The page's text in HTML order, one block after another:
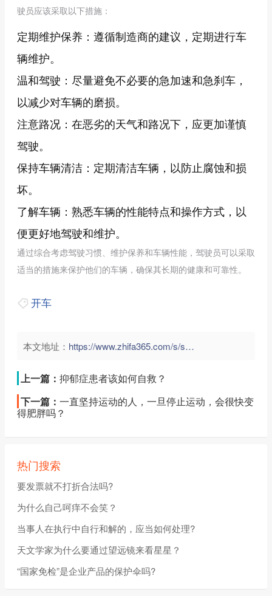
驶员应该采取以下措施：
定期维护保养：遵循制造商的建议，定期进行车
辆维护。
温和驾驶：尽量避免不必要的急加速和急刹车，
以减少对车辆的磨损。
注意路况：在恶劣的天气和路况下，应更加谨慎
驾驶。
保持车辆清洁：定期清洁车辆，以防止腐蚀和损
坏。
了解车辆：熟悉车辆的性能特点和操作方式，以
便更好地驾驶和维护。
通过综合考虑驾驶习惯、维护保养和车辆性能，驾驶员可以采取
适当的措施来保护他们的车辆，确保其长期的健康和可靠性。
开车
本文地址： https://www.zhifa365.com/s/szKckT42tdCpgnm9">
上一篇： 抑郁症患者该如何自救？
下一篇： 一直坚持运动的人，一旦停止运动，会很快变
得肥胖吗？
热门搜索
要发票就不打折合法吗?
为什么自己呵痒不会笑？
当事人在执行中自行和解的，应当如何处理?
天文学家为什么要通过望远镜来看星星？
“国家免检”是企业产品的保护伞吗?